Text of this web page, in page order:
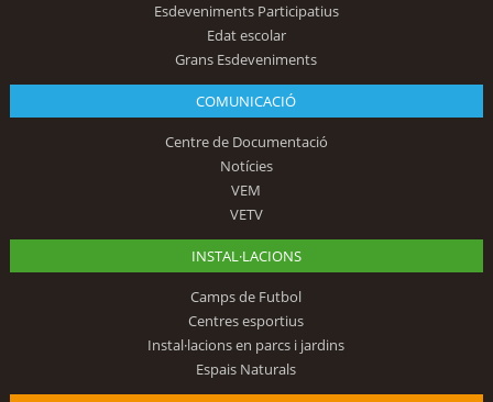
Esdeveniments Participatius
Edat escolar
Grans Esdeveniments
COMUNICACIÓ
Centre de Documentació
Notícies
VEM
VETV
INSTAL·LACIONS
Camps de Futbol
Centres esportius
Instal·lacions en parcs i jardins
Espais Naturals